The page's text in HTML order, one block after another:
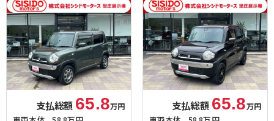
支払総額 65.8万円 支払総額 65.8万円